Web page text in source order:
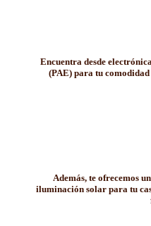
Encuentra desde
(PAE) para tu
Además, te ofrecemos
iluminación solar para tu